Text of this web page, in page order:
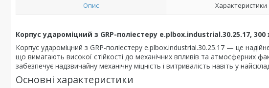
Опис Характеристики
Корпус удароміцний з GRP-поліестеру e.plbox.industrial.30.25.17, 300
Корпус удароміцний з GRP-поліестеру e.plbox.industrial.30.25.17 — це
що вимагають високої стійкості до механічних впливів та атмосферних
забезпечує надзвичайну механічну міцність і витривалість навіть у
Основні характеристики